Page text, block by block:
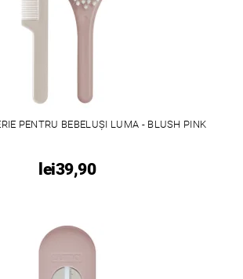
PENTRU BEBELUȘI LUMA - BLUSH PINK
lei39,90